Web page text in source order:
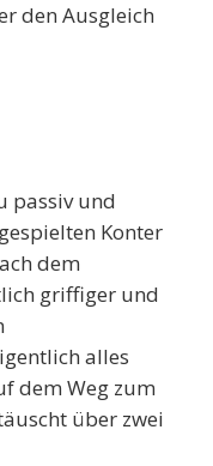
den Ausgleich
passiv und
Konter
dem
griffiger und
alles
dem Weg zum
über zwei